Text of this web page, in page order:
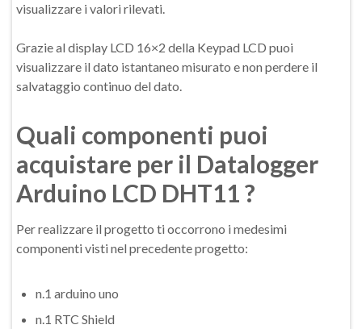
visualizzare i valori rilevati.
Grazie al display LCD 16×2 della Keypad LCD puoi
visualizzare il dato istantaneo misurato e non perdere il
salvataggio continuo del dato.
Quali componenti puoi
acquistare per il Datalogger
Arduino LCD DHT11 ?
Per realizzare il progetto ti occorrono i medesimi
componenti visti nel precedente progetto:
n.1 arduino uno
n.1 RTC Shield